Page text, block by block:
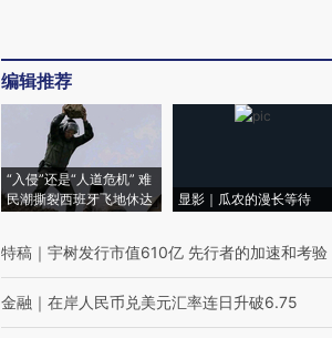
编辑推荐
“入侵”还是“人道危机” 难
民潮撕裂西班牙飞地休达
显影｜瓜农的漫长等待
特稿 ｜ 宇树发行市值610亿 先行者的加速和考验
金融 ｜ 在岸人民币兑美元汇率连日升破6.75